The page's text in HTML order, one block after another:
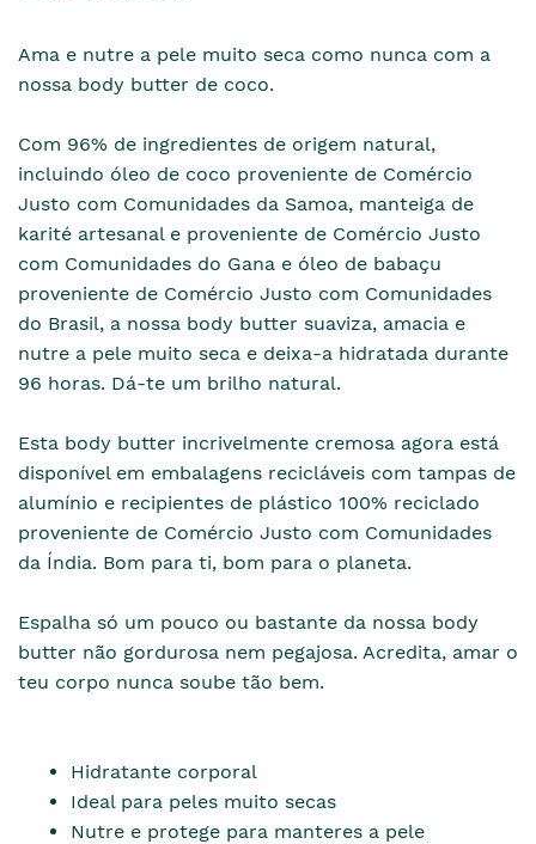
Ama e nutre a pele muito seca como nunca com a
nossa body butter de coco.
Com 96% de ingredientes de origem natural,
incluindo óleo de coco proveniente de Comércio
Justo com Comunidades da Samoa, manteiga de
karité artesanal e proveniente de Comércio Justo
com Comunidades do Gana e óleo de babaçu
proveniente de Comércio Justo com Comunidades
do Brasil, a nossa body butter suaviza, amacia e
nutre a pele muito seca e deixa-a hidratada durante
96 horas. Dá-te um brilho natural.
Esta body butter incrivelmente cremosa agora está
disponível em embalagens recicláveis com tampas de
alumínio e recipientes de plástico 100% reciclado
proveniente de Comércio Justo com Comunidades
da Índia. Bom para ti, bom para o planeta.
Espalha só um pouco ou bastante da nossa body
butter não gordurosa nem pegajosa. Acredita, amar o
teu corpo nunca soube tão bem.
Hidratante corporal
Ideal para peles muito secas
Nutre e protege para manteres a pele